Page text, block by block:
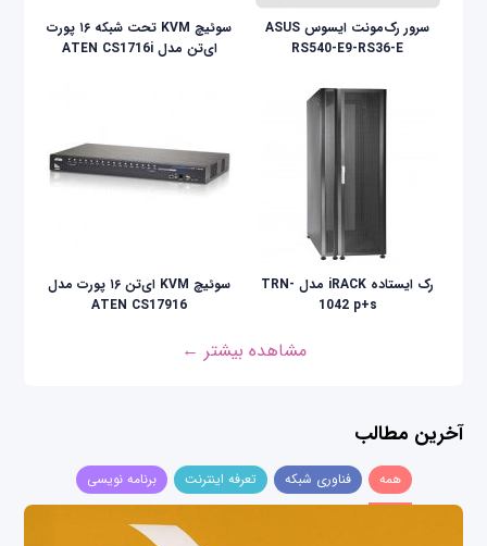
سرور رک‌مونت ایسوس ASUS
RS540-E9-RS36-E
سوئیچ KVM تحت شبکه ۱۶ پورت
ای‌تن مدل ATEN CS1716i
رک ایستاده iRACK مدل TRN-
1042 p+s
سوئیچ KVM ای‌تن ۱۶ پورت مدل
ATEN CS17916
مشاهده بیشتر ←
آخرین مطالب
همه فناوری شبکه تعرفه اینترنت برنامه نویسی